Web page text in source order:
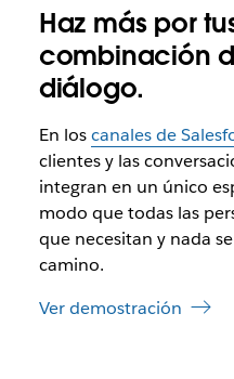
Haz más por
combinación
diálogo.
En loscanales de
clientes y las
integran en un único
modo que todas las
que necesitan y nada
camino.
Ver demostración